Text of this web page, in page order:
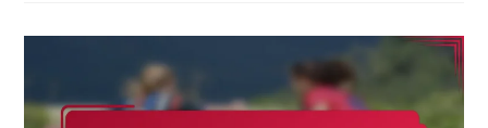
Druk
Tactieken,
Defensieve
Lijn,
Betrokkenheid
Van